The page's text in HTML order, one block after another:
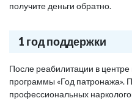
получите деньги обратно.
1 год поддержки
После реабилитации в центре
программы «Год патронажа».
профессиональных